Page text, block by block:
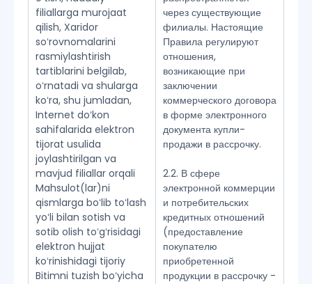
filiallarga murojaat
qilish, Xaridor
soʻrovnomalarini
rasmiylashtirish
tartiblarini belgilab,
oʻrnatadi va shularga
koʻra, shu jumladan,
Internet doʻkon
sahifalarida elektron
tijorat usulida
joylashtirilgan va
mavjud filiallar orqali
Mahsulot(lar)ni
qismlarga boʻlib toʻlash
yoʻli bilan sotish va
sotib olish toʻgʻrisidagi
elektron hujjat
koʻrinishidagi tijoriy
Bitimni tuzish boʻyicha
через существующие
филиалы. Настоящие
Правила регулируют
отношения,
возникающие при
заключении
коммерческого договора
в форме электронного
документа купли-
продажи в рассрочку.
2.2. В сфере
электронной коммерции
и потребительских
кредитных отношений
(предоставление
покупателю
приобретенной
продукции в рассрочку -